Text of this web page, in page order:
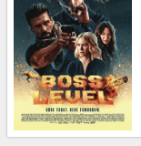
Kino
Klubs